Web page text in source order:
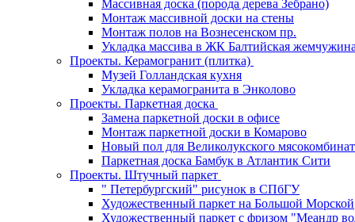
Массивная доска (порода дерева Зебрано)
Монтаж массивной доски на стены
Монтаж полов на Вознесенском пр.
Укладка массива в ЖК Балтийская жемчужина
Проекты. Керамогранит (плитка)
Музей Голландская кухня
Укладка керамогранита в Энколово
Проекты. Паркетная доска
Замена паркетной доски в офисе
Монтаж паркетной доски в Комарово
Новый пол для Великолукского
Паркетная доска Бамбук в Атлантик Сити
Проекты. Штучный паркет
" Петербургский" рисунок в СПбГУ
Художественный паркет на Большой Морской
Художественный паркет с фризом "Меандр